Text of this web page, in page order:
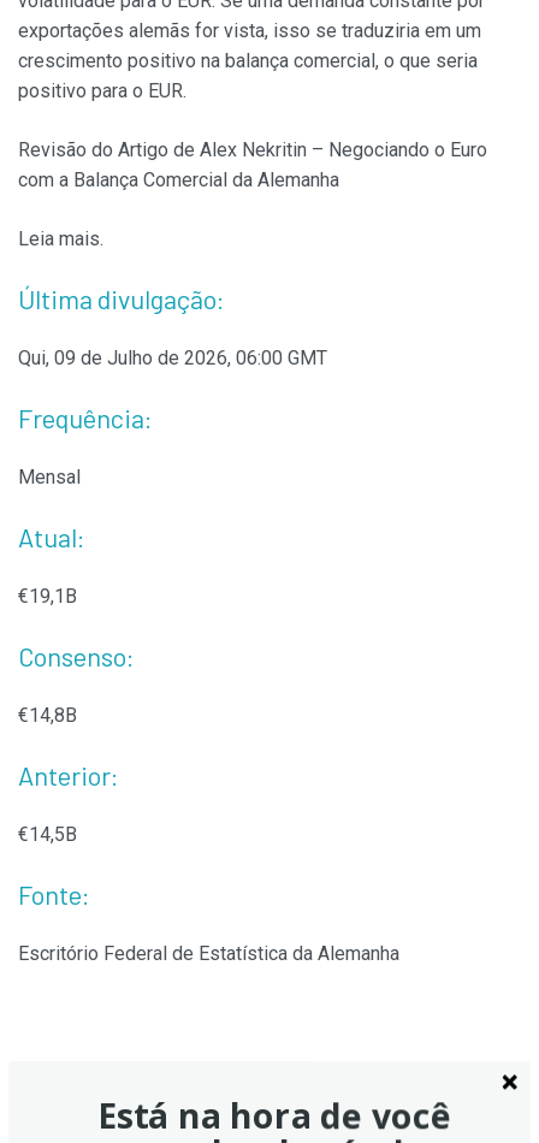
exportações alemãs for vista, isso se traduziria em um
crescimento positivo na balança comercial, o que seria
positivo para o EUR.
Revisão do Artigo de Alex Nekritin – Negociando o Euro
com a Balança Comercial da Alemanha
Leia mais.
Última divulgação:
Qui, 09 de Julho de 2026, 06:00 GMT
Frequência:
Mensal
Atual:
€19,1B
Consenso:
€14,8B
Anterior:
€14,5B
Fonte:
Escritório Federal de Estatística da Alemanha
Está na hora de você